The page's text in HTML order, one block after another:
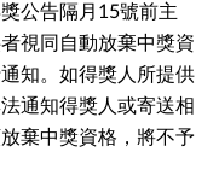
公告隔月15號前主
視同自動放棄中獎資
知。如得獎人所提供
通知得獎人或寄送相
棄中獎資格，將不予